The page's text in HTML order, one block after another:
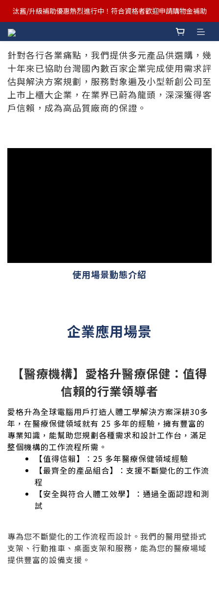
汰舊/升級補助優惠熱烈進行中！符合資格者歡迎申請購物金補助
汰舊/升級補助優惠熱烈進行中！符合資格者歡迎申請購物金補助
Ergotron x FUNTE 強強聯手，桌面優化必備🔥超值組合熱賣中
汰舊/升級補助優惠熱烈進行中！符合資格者歡迎申請購物金補助
針對各行各業痛點，我們提供多元產品供選購，幾
十年來已協助台灣國內數百家企業完成使用需求評
估與解決方案規劃，服務對象遍及小型新創公司至
上市上櫃大企業，在業界已蔚為龍頭，深深獲得客
戶信賴，成為高品質廠商的保證。
使用場景動態介紹
企業應用場景
【醫療機構】 愛格升醫療保健：值得
信賴的行業領導者
愛格升為全球電腦用戶打造人體工學解決方案深耕30多
年，在醫療保健領域就有 25 多年的經驗，擁有豐富的
專業知識，能幫助您規劃各種需求和設計工作台，滿足
整個機構的工作流程所需。
【值得信賴】：25 多年醫療保健領域經驗
【最齊全的產品組合】：支援不斷變化的工作流
程
【安全與符合人體工效學】：通過全面認證和測
試
專為您不斷變化的工作流程而設計。我們的醫用壁掛式
支架、行動推車、桌面支架和服務，能為您的醫療場域
提供豐富的設備支援。